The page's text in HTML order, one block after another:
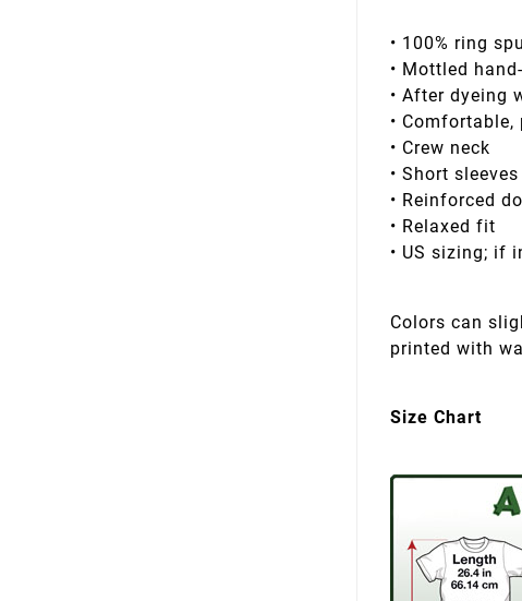
• 100% ring
• Mottled
• After dyeing
•
• Crew neck
• Short sleeves
• Reinforced
• Relaxed fit
• US sizing; if
Colors can
printed with
Size Chart